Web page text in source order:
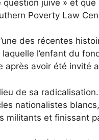
juive » et
Poverty Law
des récentes
l’enfant du
après avoir été invité
de sa
nationalistes
militants et finissant